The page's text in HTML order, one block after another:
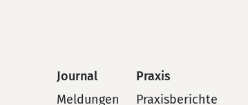
Journal
Meldungen
Praxis
Praxisberichte